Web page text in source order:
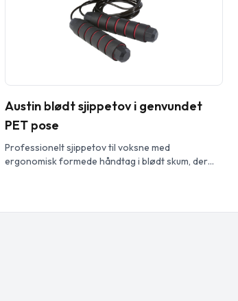
Austin blødt sjippetov i genvundet
PET pose
Professionelt sjippetov til voksne med
ergonomisk formede håndtag i blødt skum, der